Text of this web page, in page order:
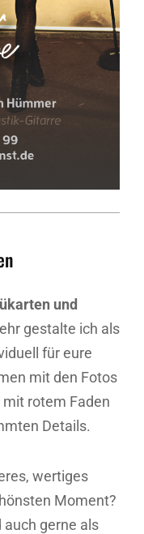
und
gestalte ich als
für eure
mit den Fotos
rotem Faden
Details.
wertiges
Moment?
gerne als